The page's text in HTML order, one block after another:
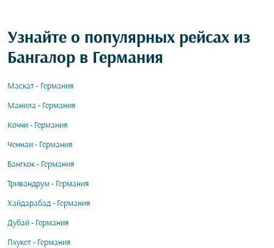
Узнайте о популярных рейсах из
Бангалор в Германия
Маскат - Германия
Манила - Германия
Коччи - Германия
Ченнаи - Германия
Бангкок - Германия
Тривандрум - Германия
Хайдарабад - Германия
Дубай - Германия
Пхукет - Германия